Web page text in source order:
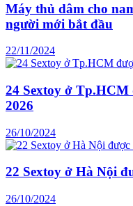
Máy thủ dâm cho
người mới bắt đầu
22/11/2024
24 Sextoy ở
2026
26/10/2024
22 Sextoy ở Hà Nội
26/10/2024